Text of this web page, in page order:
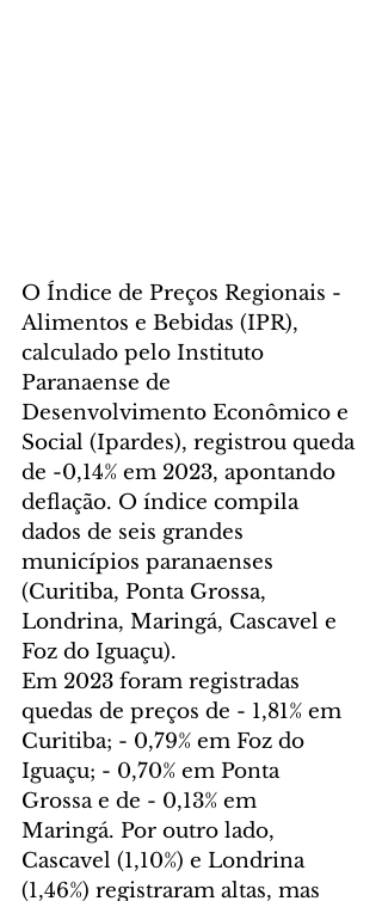
O Índice de Preços Regionais -
Alimentos e Bebidas (IPR),
calculado pelo Instituto
Paranaense de
Desenvolvimento Econômico e
Social (Ipardes), registrou queda
de -0,14% em 2023, apontando
deflação. O índice compila
dados de seis grandes
municípios paranaenses
(Curitiba, Ponta Grossa,
Londrina, Maringá, Cascavel e
Foz do Iguaçu).
Em 2023 foram registradas
quedas de preços de - 1,81% em
Curitiba; - 0,79% em Foz do
Iguaçu; - 0,70% em Ponta
Grossa e de - 0,13% em
Maringá. Por outro lado,
Cascavel (1,10%) e Londrina
(1,46%) registraram altas, mas